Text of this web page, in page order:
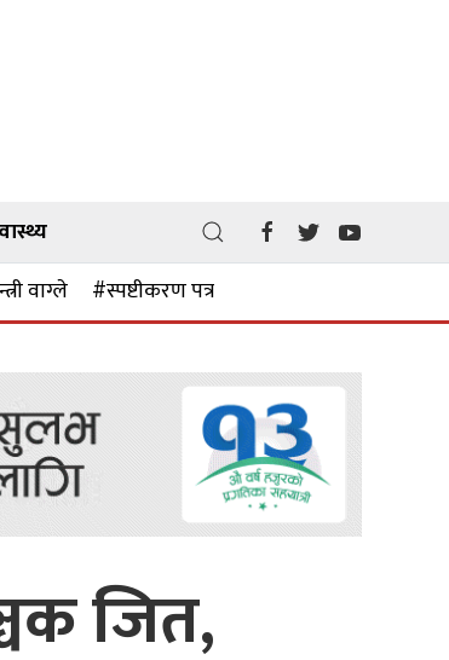
वाग्ले #स्पष्टीकरण पत्र
जित,